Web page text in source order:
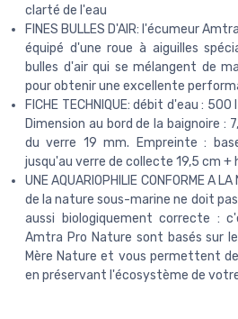
clarté de l'eau
FINES BULLES D'AIR: l'écumeur
équipé d'une roue à aiguilles
bulles d'air qui se mélangent de
pour obtenir une excellente
FICHE TECHNIQUE: débit d'eau :
Dimension au bord de la baignoire :
du verre 19 mm. Empreinte :
jusqu'au verre de collecte 19,5 cm
UNE AQUARIOPHILIE CONFORME A
de la nature sous-marine ne doit
aussi biologiquement correcte :
Amtra Pro Nature sont basés sur
Mère Nature et vous permettent
en préservant l'écosystème de